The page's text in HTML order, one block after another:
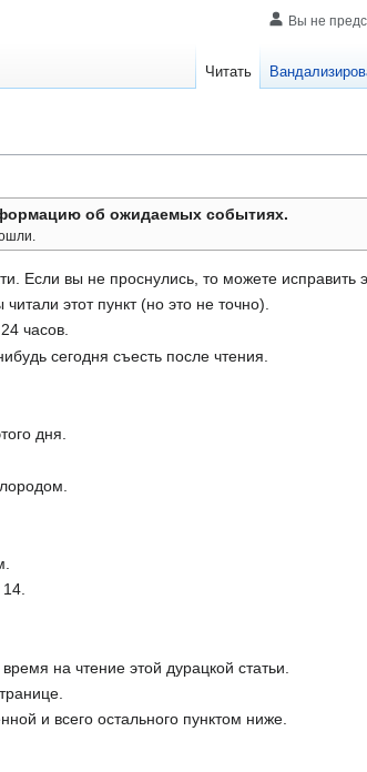
об ожидаемых событиях.
Если вы не проснулись, то можете исправить
этот пункт (но это не точно).
часов.
сегодня съесть после чтения.
дня.
14.
на чтение этой дурацкой статьи.
и всего остального пунктом ниже.
Вы не
Читать